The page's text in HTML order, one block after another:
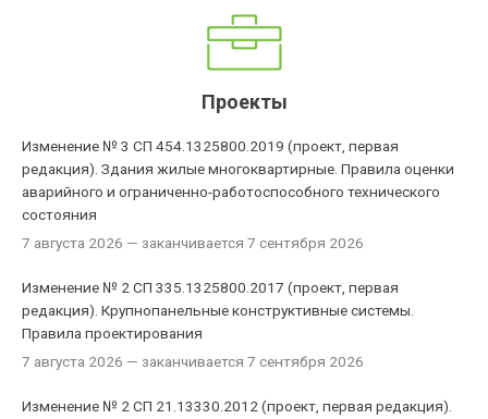
Проекты
Изменение № 3 СП 454.1325800.2019 (проект, первая
редакция). Здания жилые многоквартирные. Правила оценки
аварийного и ограниченно-работоспособного технического
состояния
7 августа 2026 — заканчивается 7 сентября 2026
Изменение № 2 СП 335.1325800.2017 (проект, первая
редакция). Крупнопанельные конструктивные системы.
Правила проектирования
7 августа 2026 — заканчивается 7 сентября 2026
Изменение № 2 СП 21.13330.2012 (проект, первая редакция).